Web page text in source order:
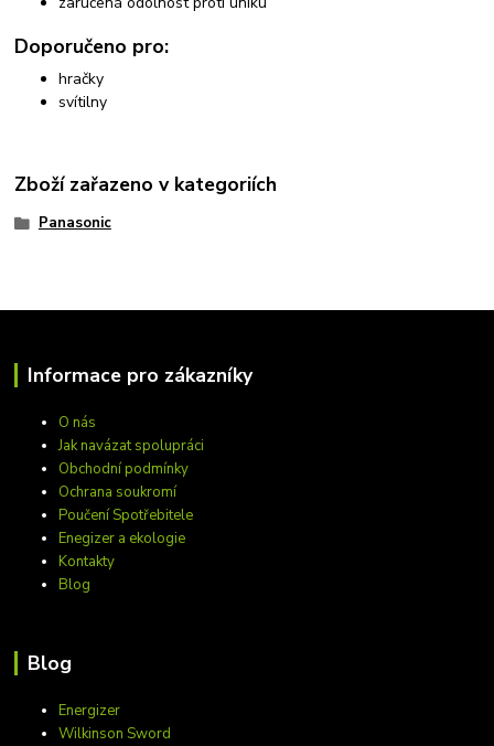
Doporučeno pro:
hračky
svítilny
Zboží zařazeno v kategoriích
Panasonic
Informace pro zákazníky
O nás
Jak navázat spolupráci
Obchodní podmínky
Ochrana soukromí
Poučení Spotřebitele
Enegizer a ekologie
Kontakty
Blog
Blog
Energizer
Wilkinson Sword